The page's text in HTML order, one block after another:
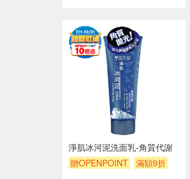
淨肌冰河泥洗面乳-角質代謝
贈OPENPOINT
滿額9折